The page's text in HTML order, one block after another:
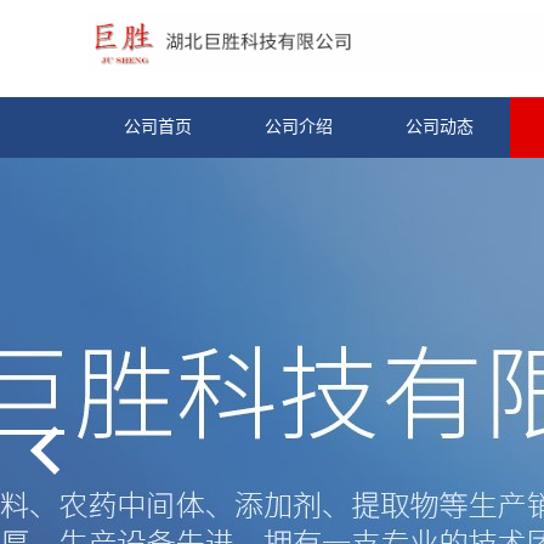
公司首页 公司介绍 公司动态